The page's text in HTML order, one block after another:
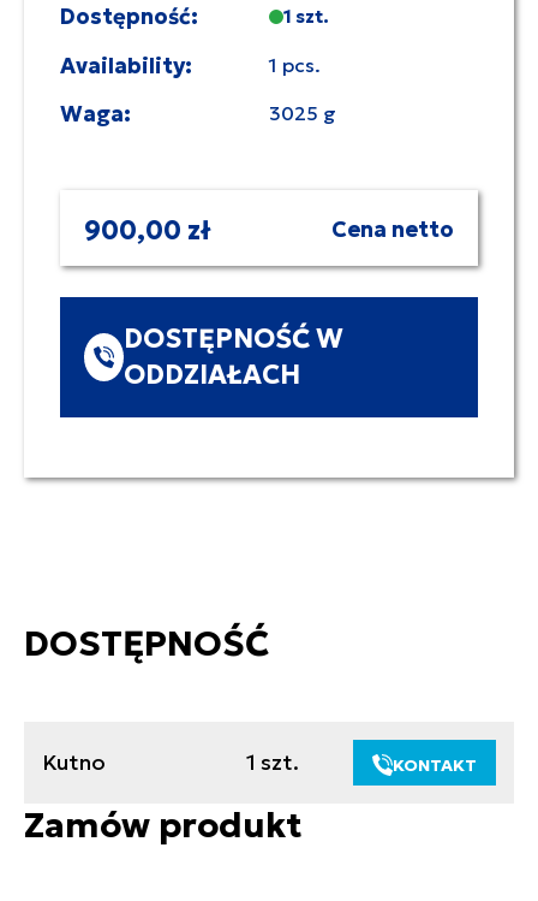
Dostępność: 1 szt.
Availability: 1 pcs.
Waga: 3025 g
900,00 zł Cena netto
DOSTĘPNOŚĆ W
ODDZIAŁACH
DOSTĘPNOŚĆ
Kutno 1 szt. KONTAKT
Zamów produkt